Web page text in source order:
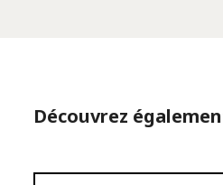
Découvrez